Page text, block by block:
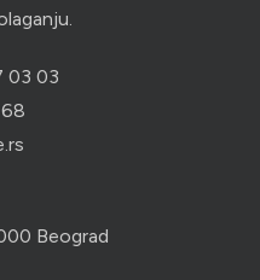
03 03
Beograd